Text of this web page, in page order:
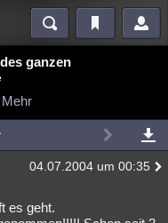
Mystery Kriminalfälle
ganzen
Mehr
04.07.2004 um 00:35
es geht.